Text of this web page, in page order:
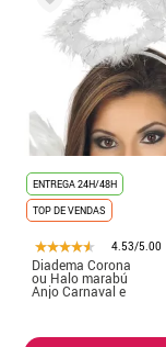
ENTREGA 24H/48H
TOP DE VENDAS
4.53/5.00
Diadema Corona
ou Halo marabú
Anjo Carnaval e
Natal